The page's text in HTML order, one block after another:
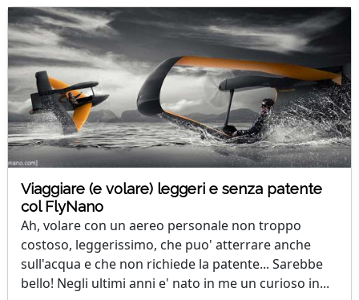
Viaggiare (e volare) leggeri e senza patente
col FlyNano
Ah, volare con un aereo personale non troppo
costoso, leggerissimo, che puo' atterrare anche
sull'acqua e che non richiede la patente... Sarebbe
bello! Negli ultimi anni e' nato in me un curioso in...